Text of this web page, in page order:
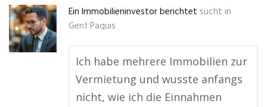
Ein Immobilieninvestor berichtet sucht in
Genf Paquis
Ich habe mehrere Immobilien zur
Vermietung und wusste anfangs
nicht, wie ich die Einnahmen